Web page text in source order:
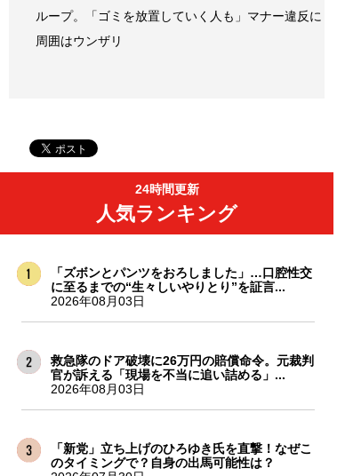
ループ。「ゴミを放置していく人も」マナー違反に
周囲はウンザリ
24時間更新
人気ランキング
「ズボンとパンツをおろしました」…口腔性交
に至るまでの“生々しいやりとり”を証言...
2026年08月03日
救急隊のドア破壊に26万円の賠償命令。元裁判
官が訴える「現場を不当に追い詰める」...
2026年08月03日
「新党」立ち上げのひろゆき氏を直撃！なぜこ
のタイミングで？自身の出馬可能性は？